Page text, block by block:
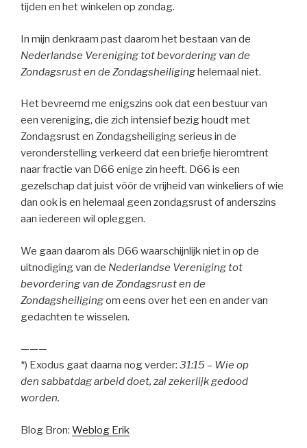
tijden en het winkelen op zondag.
In mijn denkraam past daarom het bestaan van de
Nederlandse Vereniging tot bevordering van de
Zondagsrust en de Zondagsheiliginghelemaal niet.
Het bevreemd me enigszins ook dat een bestuur van
een vereniging, die zich intensief bezig houdt met
Zondagsrust en Zondagsheiliging serieus in de
veronderstelling verkeerd dat een briefje hieromtrent
naar fractie van D66 enige zin heeft. D66 is een
gezelschap dat juist vóór de vrijheid van winkeliers of wie
dan ook is en helemaal geen zondagsrust of anderszins
aan iedereen wil opleggen.
We gaan daarom als D66 waarschijnlijk niet in op de
uitnodiging van de Nederlandse Vereniging tot
bevordering van de Zondagsrust en de
Zondagsheiligingom eens over het een en ander van
gedachten te wisselen.
———
*) Exodus gaat daarna nog verder: 31:15– Wie op
den sabbatdag arbeid doet, zal zekerlijk gedood
worden.
Blog Bron: Weblog Erik